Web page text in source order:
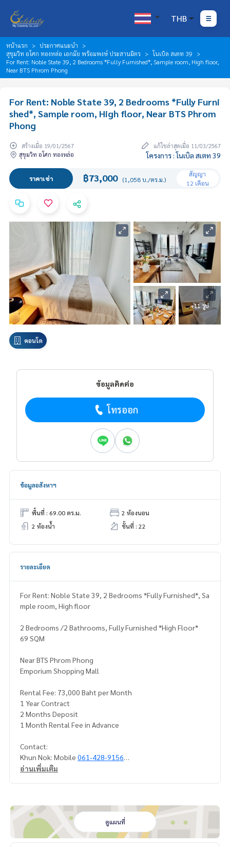
THB
หน้าแรก
ประกาศแนะนำ
สุขุมวิท อโศก ทองหล่อ เอกมัย พร้อมพงษ์ ประสานมิตร
โนเบิล สเตท 39
For Rent: Noble State 39, 2 Bedrooms *Fully Furnished*, Sample room, High floor,
Near BTS Phrom Phong
For Rent: Noble State 39, 2 Bedrooms *Fully Furni
shed*, Sample room, High floor, Near BTS Phrom
Phong
สร้างเมื่อ 19/01/2567
แก้ไขล่าสุดเมื่อ 11/03/2567
สุขุมวิท อโศก ทองหล่อ
โครงการ : โนเบิล สเตท 39
ราคาเช่า ฿73,000 (1,058 บ./ตร.ม.)
สัญญา
12 เดือน
+11 รูป
คอนโด
ข้อมูลติดต่อ
โทรออก
ข้อมูลอสังหาฯ
พื้นที่ : 69.00 ตร.ม.
2 ห้องนอน
2 ห้องน้ำ
ชั้นที่ : 22
รายละเอียด
For Rent: Noble State 39, 2 Bedrooms *Fully Furnished*, Sa
mple room, High floor
2 Bedrooms /2 Bathrooms, Fully Furnished *High Floor*
69 SQM
Near BTS Phrom Phong
Emporium Shopping Mall
Rental Fee: 73,000 Baht per Month
1 Year Contract
2 Months Deposit
1 Month Rental Fee in Advance
Contact:
Khun Nok: Mobile 061-428-9156
What’s app:
อ่านเพิ่มเติม
ดูแผนที่